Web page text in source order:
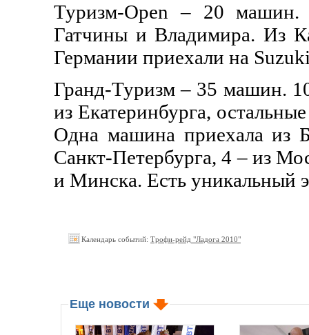
Туризм-Open – 20 машин.
Гатчины и Владимира. Из
Германии приехали на
Гранд-Туризм – 35 машин.
из Екатеринбурга,
Одна машина приехала из
Санкт-Петербурга, 4 – из
и Минска. Есть уникальный
Календарь событий: Трофи-рейд "Ладога 2010"
Еще новости